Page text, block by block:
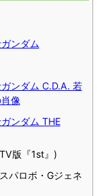
ンダム
ンダム C.D.A. 若
像
ンダム THE
版『1st』)
パロボ・Gジェネ